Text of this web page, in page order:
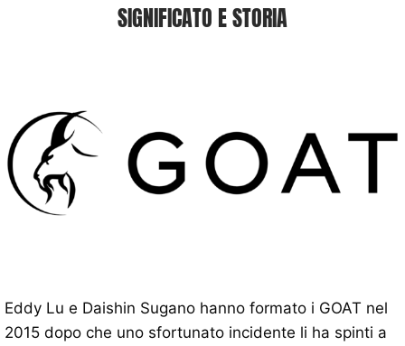
SIGNIFICATO E STORIA
Eddy Lu e Daishin Sugano hanno formato i GOAT nel
2015 dopo che uno sfortunato incidente li ha spinti a